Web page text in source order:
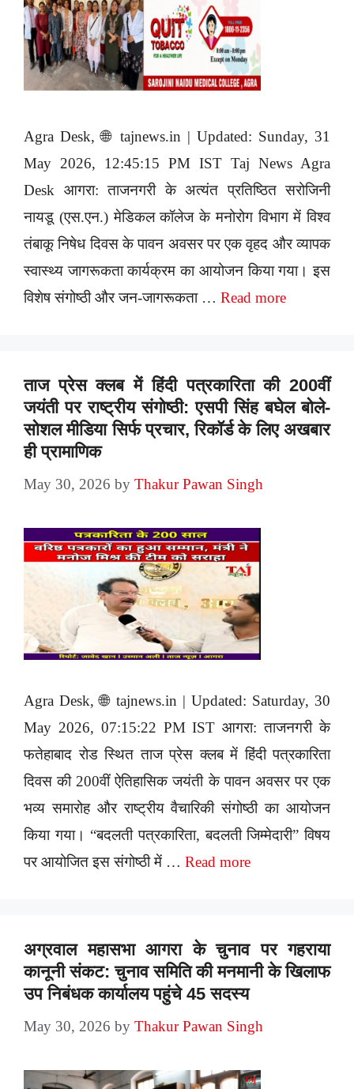
Agra Desk, 🌐 tajnews.in | Updated: Sunday, 31
May 2026, 12:45:15 PM IST Taj News Agra
Desk आगरा: ताजनगरी के अत्यंत प्रतिष्ठित सरोजिनी
नायडू (एस.एन.) मेडिकल कॉलेज के मनोरोग विभाग में विश्व
तंबाकू निषेध दिवस के पावन अवसर पर एक वृहद और व्यापक
स्वास्थ्य जागरूकता कार्यक्रम का आयोजन किया गया। इस
विशेष संगोष्ठी और जन-जागरूकता … Read more
ताज प्रेस क्लब में हिंदी पत्रकारिता की 200वीं
जयंती पर राष्ट्रीय संगोष्ठी: एसपी सिंह बघेल बोले-
सोशल मीडिया सिर्फ प्रचार, रिकॉर्ड के लिए अखबार
ही प्रामाणिक
May 30, 2026 by Thakur Pawan Singh
Agra Desk, 🌐 tajnews.in | Updated: Saturday, 30
May 2026, 07:15:22 PM IST आगरा: ताजनगरी के
फतेहाबाद रोड स्थित ताज प्रेस क्लब में हिंदी पत्रकारिता
दिवस की 200वीं ऐतिहासिक जयंती के पावन अवसर पर एक
भव्य समारोह और राष्ट्रीय वैचारिकी संगोष्ठी का आयोजन
किया गया। “बदलती पत्रकारिता, बदलती जिम्मेदारी” विषय
पर आयोजित इस संगोष्ठी में … Read more
अग्रवाल महासभा आगरा के चुनाव पर गहराया
कानूनी संकट: चुनाव समिति की मनमानी के खिलाफ
उप निबंधक कार्यालय पहुंचे 45 सदस्य
May 30, 2026 by Thakur Pawan Singh